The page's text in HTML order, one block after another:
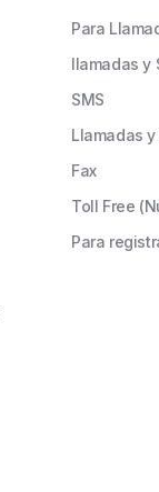
Para
llamadas y
SMS
Llamadas y
Fax
Toll Free
Para